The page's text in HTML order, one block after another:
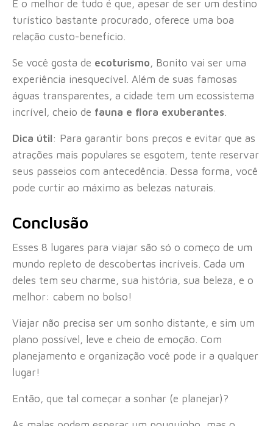
E o melhor de tudo é que, apesar de ser um destino
turístico bastante procurado, oferece uma boa
relação custo-benefício.
Se você gosta de ecoturismo, Bonito vai ser uma
experiência inesquecível. Além de suas famosas
águas transparentes, a cidade tem um ecossistema
incrível, cheio de fauna e flora exuberantes.
Dica útil: Para garantir bons preços e evitar que as
atrações mais populares se esgotem, tente reservar
seus passeios com antecedência. Dessa forma, você
pode curtir ao máximo as belezas naturais.
Conclusão
Esses 8 lugares para viajar são só o começo de um
mundo repleto de descobertas incríveis. Cada um
deles tem seu charme, sua história, sua beleza, e o
melhor: cabem no bolso!
Viajar não precisa ser um sonho distante, e sim um
plano possível, leve e cheio de emoção. Com
planejamento e organização você pode ir a qualquer
lugar!
Então, que tal começar a sonhar (e planejar)?